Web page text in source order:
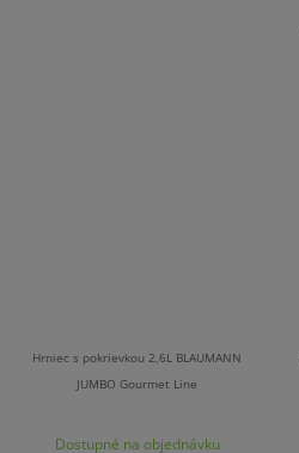
Hrniec s pokrievkou 2,6L BLAUMANN
JUMBO Gourmet Line
Dostupné na objednávku